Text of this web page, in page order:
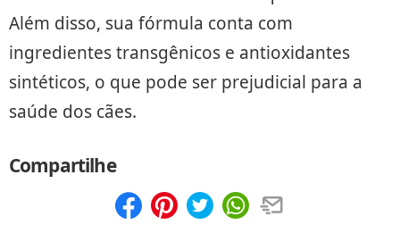
Além disso, sua fórmula conta com
ingredientes transgênicos e antioxidantes
sintéticos, o que pode ser prejudicial para a
saúde dos cães.
Compartilhe